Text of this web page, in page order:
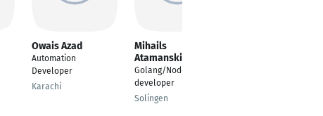
Owais Azad
Automation
Developer
Karachi
Mihails
Atamanskis
Golang/Nodejs
developer
Solingen